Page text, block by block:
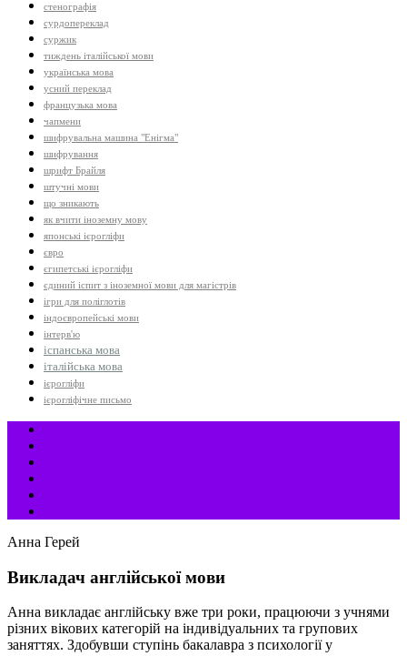
стенографія
сурдопереклад
суржик
тиждень італійської мови
українська мова
усний переклад
французька мова
чапмени
шифрувальна машина "Енігма"
шифрування
шрифт Брайля
штучні мови
що зникають
як вчити іноземну мову
японські ієрогліфи
євро
єгипетські ієрогліфи
єдиний іспит з іноземної мови для магістрів
ігри для поліглотів
індоєвропейські мови
інтерв'ю
іспанська мова
італійська мова
ієрогліфи
ієрогліфічне письмо
Анна Герей
Викладач англійської мови
Анна викладає англійську вже три роки, працюючи з учнями
різних вікових категорій на індивідуальних та групових
заняттях. Здобувши ступінь бакалавра з психології у